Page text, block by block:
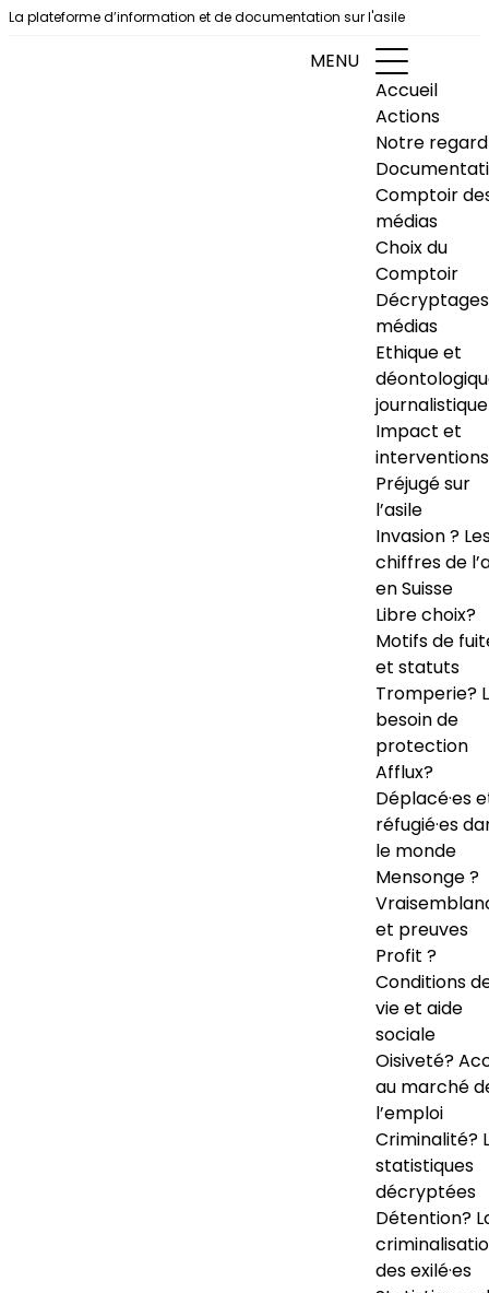
Aller au contenu
La plateforme d’information et de documentation sur l'asile
MENU
Accueil
Actions
Notre regard
Comptoir
médias
Choix du
Comptoir
Décryptages
médias
Ethique et
journalistique
Impact et
interventions
Préjugé sur
l’asile
Invasion ?
chiffres de
en Suisse
Libre choix?
Motifs de
et statuts
Tromperie?
besoin de
protection
Afflux?
Déplacé·es
réfugié·es
le monde
Mensonge ?
et preuves
Profit ?
Conditions
vie et aide
sociale
Oisiveté?
au marché
l’emploi
Criminalité?
statistiques
décryptées
Détention?
des exilé·es